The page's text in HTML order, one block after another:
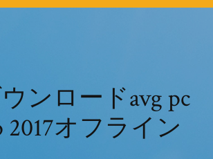
ンロードavg pc
2017オフライン